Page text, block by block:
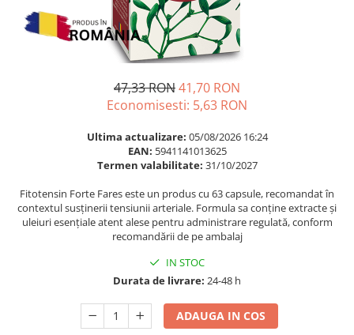
Omega 3
Slabire si control greutate
Somn stres si anxietate
Supliment Calciu
Supliment Complexe
Supliment Vitamina B
Ingrijire par
Balsam masca si tratament
Produse cu SPF Pentru Fata
47,33 RON41,70 RON
Economisesti: 5,63 RON
Ultima actualizare: 05/08/2026 16:24
EAN: 5941141013625
Termen valabilitate: 31/10/2027
Fitotensin Forte Fares este un produs cu 63 capsule, recomandat în
contextul susținerii tensiunii arteriale. Formula sa conține extracte și
uleiuri esențiale atent alese pentru administrare regulată, conform
recomandării de pe ambalaj
IN STOC
Durata de livrare: 24-48 h
ADAUGA IN COS